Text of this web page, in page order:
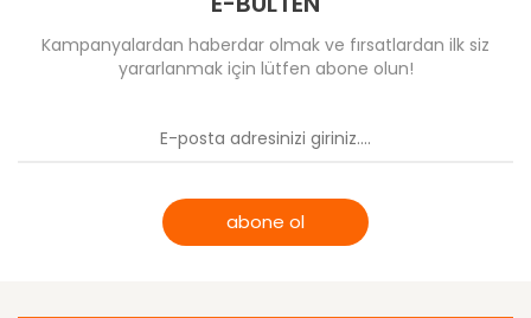
Kampanyalardan haberdar olmak ve fırsatlardan ilk siz
yararlanmak için lütfen abone olun!
abone ol